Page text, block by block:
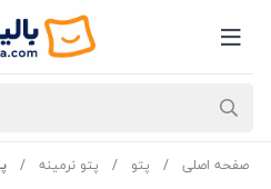
صفحه اصلی پتو پتو نرمینه